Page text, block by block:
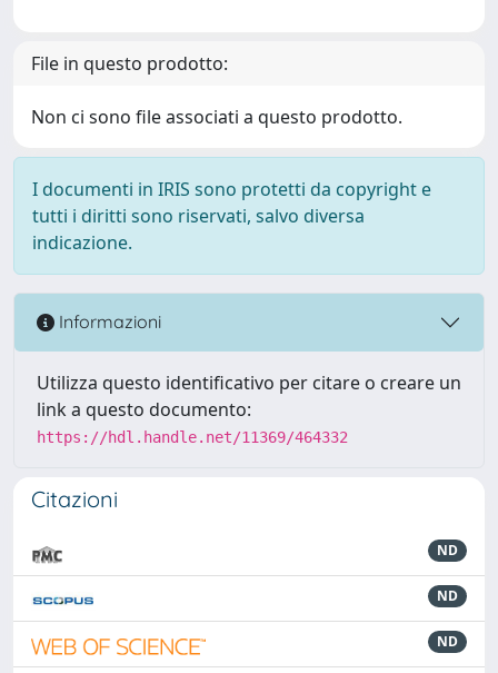
File in questo prodotto:
Non ci sono file associati a questo prodotto.
I documenti in IRIS sono protetti da copyright e
tutti i diritti sono riservati, salvo diversa
indicazione.
Informazioni
Utilizza questo identificativo per citare o creare un
link a questo documento:
https://hdl.handle.net/11369/464332
Citazioni
ND
ND
ND